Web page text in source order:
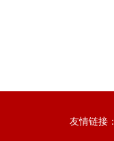
友情链接：